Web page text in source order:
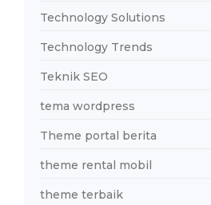
Technology Solutions
Technology Trends
Teknik SEO
tema wordpress
Theme portal berita
theme rental mobil
theme terbaik